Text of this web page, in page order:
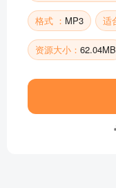
格式 ： MP3 适
资源大小： 62.04MB